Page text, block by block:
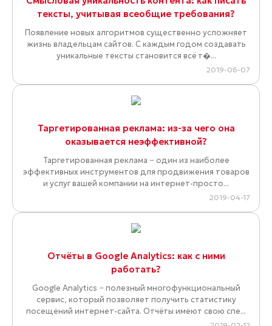
тексты, учитывая всеобщие требования?
Появление новых алгоритмов существенно усложняет
жизнь владельцам сайтов. С каждым годом создавать
уникальные тексты становится всё т�...
2019-06-07
Таргетированная реклама: из-за чего она
оказывается неэффективной?
Таргетированная реклама − один из наиболее
эффективных инструментов для продвижения товаров
и услуг вашей компании на интернет-просто...
2019-04-17
Отчёты в Google Analytics: как с ними
работать?
Google Analytics − полезный многофункциональный
сервис, который позволяет получить статистику
посещений интернет-сайта. Отчёты имеют свою спе...